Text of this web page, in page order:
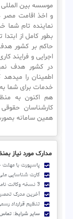
و اخذ اقامت مصر
نماینده تام شما
بطور کامل از ابتدا
حاکم بر کشور
اجرایی و فرایند
در کشور هدف
اطمینان را
خدمات برای شما به
هم اکنون به
کارشناسان
همین سامانه
مدارک مورد نیاز
پاسپورت با مهلت حداقل 6 ماهه تا
کارت شناسایی
3 نسخه وکالت نامه محضری
آخرین مدرک
تنظیم قرارداد
سایر شرایط: